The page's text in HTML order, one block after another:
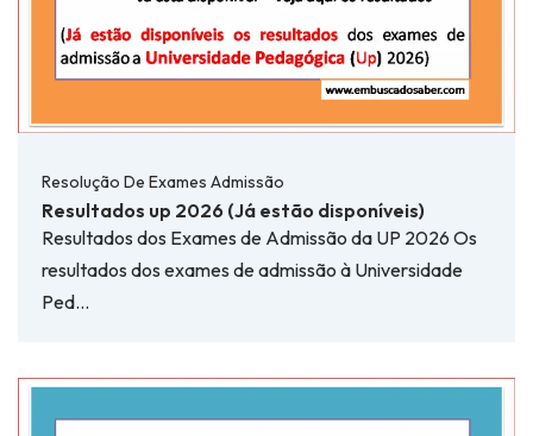
Resolução De Exames Admissão
Resultados up 2026 (Já estão disponíveis)
Resultados dos Exames de Admissão da UP 2026 Os
resultados dos exames de admissão à Universidade
Ped…